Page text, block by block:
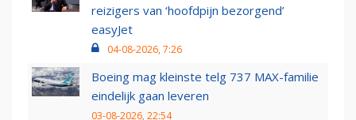
reizigers van ‘hoofdpijn bezorgend’
easyJet
04-08-2026, 7:26
Boeing mag kleinste telg 737 MAX-familie
eindelijk gaan leveren
03-08-2026, 22:54